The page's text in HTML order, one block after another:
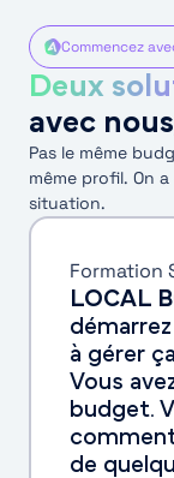
Commencez
Deux
avec
Pas le même
même profil. On
situation.
Formation
LOCAL
à gérer
Vous
budget.
de